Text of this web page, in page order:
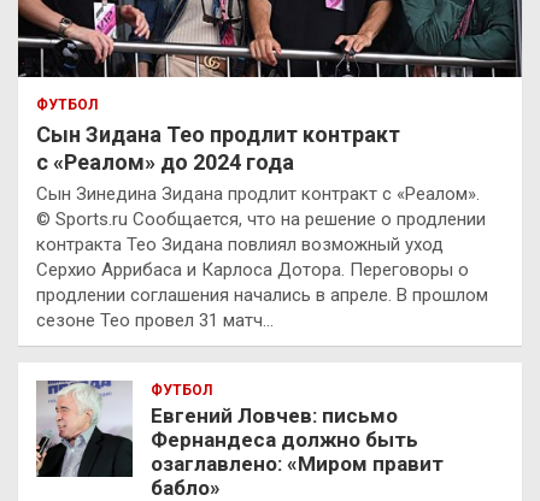
ФУТБОЛ
Сын Зидана Тео продлит контракт
с «Реалом» до 2024 года
Сын Зинедина Зидана продлит контракт с «Реалом».
© Sports.ru Сообщается, что на решение о продлении
контракта Тео Зидана повлиял возможный уход
Серхио Аррибаса и Карлоса Дотора. Переговоры о
продлении соглашения начались в апреле. В прошлом
сезоне Тео провел 31 матч…
ФУТБОЛ
Евгений Ловчев: письмо
Фернандеса должно быть
озаглавлено: «Миром правит
бабло»